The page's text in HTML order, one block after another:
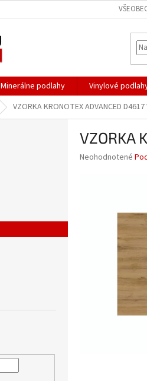
Minerálne podlahy Vinylové
VZORKA KRONOTEX ADVANCED D4617
VZORKA
Priemerné
hviezdičiek.
Neohodnotené